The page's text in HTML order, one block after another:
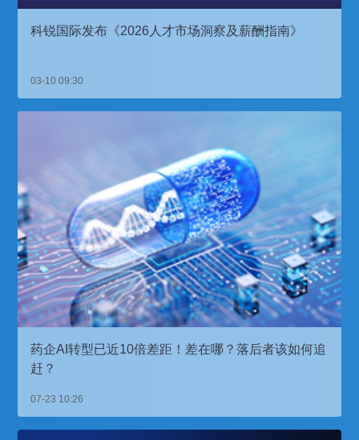
科锐国际发布《2026人才市场洞察及薪酬指南》
03-10 09:30
药企AI转型已近10倍差距！差在哪？落后者该如何追
赶？
07-23 10:26